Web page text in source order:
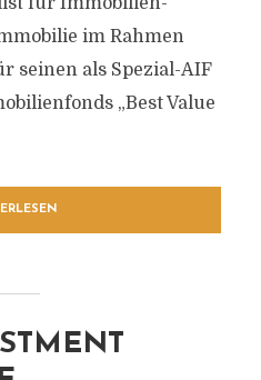
im Rahmen
seinen als Spezial-AIF
„Best Value